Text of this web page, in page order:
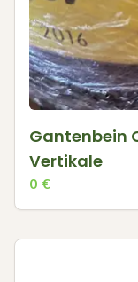
Gantenbein
Vertikale
0 €